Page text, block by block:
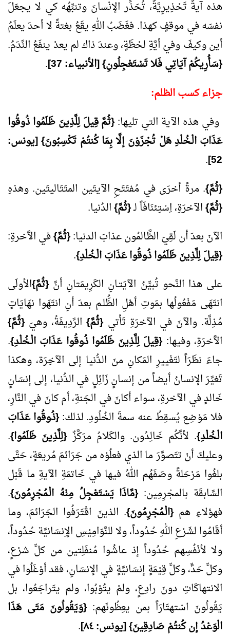
هذه آيةٌ تَحْذِيرِيَّةٌ، تُحَذِّر الإنْسانَ وتنبِّهُه كي لا يجعَلَ
نفسَه في موقفٍ كهذا. فغَضَبُ اللهِ يقَعُ بغتةً لا أحدَ يعلَمُ
أين وكيفَ وفيْ أيَّةِ لحْظَةٍ، وعندَ ذاك لم يعدْ ينفَعُ النَّدَمُ.
{سَأُرِيكُمْ آيَاتِي فَلا تَسْتَعْجِلُونِ} [الأنبياء:37
]
.
جزاء كسب الظلم:
وفي هذه الآية التي تليها:{ثُمَّ قِيلَ لِلَّذِينَ ظَلَمُوا ذُوقُوا
عَذَابَ الْـخُلْدِ هَلْ تُجْزَوْنَ إلَّا بِمَا كُنتُمْ تَكْسِبُونَ} [يونس:
52
]
.
{ثُمَّ}. مرةً أخرَى في مُفتَتَحِ الآيتَين المتَتَاليتَين. وهذهِ
{ثُمَّ}الآخرَةِ، اِسْتِئنَافَاً لـ{ثُمَّ}الدُنيا.
الآنَ بعدَ أن لَقِيَ الظَّالمُون عذابَ الدنيا:{ثُمَّ}في الآَخرةِ:
{قِيلَ لِلَّذِينَ ظَلَمُوا ذُوقُوا عَذَابَ الْـخُلْدِ}.
على هذا النَّحو تُبيِّنُ الآيَتـانِ الكَرِيمَتانِ أنَّ{ثُمَّ}الأولَى
انتَهَى مَفْعُولُها بمَوتِ أهْلِ الظُّلـم بعدَ أنِ انتَهَوا نهَايَاتٍ
مُذِلَّة. والآنَ في الآخرَةِ تَأْتي{ثُمَّ}الرَّدِيفَةُ، وهيَ{ثُمَّ}
الآَخرَةِ، وفيها:{قِيلَ لِلَّذِينَ ظَلَمُوا ذُوقُوا عَذَابَ الْـخُلْدِ}.
جاءَ نظَرَاً لتَغْييرِ المَكانِ منَ الدُّنيا إلى الآخِرَة، وهكذا
تَغيَّرَ الإنسانُ أيضاً من إنسانٍ زَائِلٍ في الدُّنيا، إلى إنسَانٍ
خَالدٍ في الآخرةِ، سواء أكانَ في الجَنةِ، أم كانَ في النَّارِ،
فلا مَوْضِع يُسقِطُ عنه سمةَ الخُلُودِ. لذلك:{ذُوقُوا عَذَابَ
الْـخُلْدِ}. لأنَّكُم خَالِدُون. والكَلامُ مرَكَّزٌ{لِلَّذِينَ ظَلَمُوا}.
وعليكَ أنْ تتَصوَّرَ ما الذي فعلُوْه من جَرَائمَ مُريعَةٍ، حَتَّى
بلغُوا مَرْحَلةً وصَفَهُم اللهُ فيها في خَاتمَةِ الآيةِ ما قَبْل
السَّابقَة بالمجْرِمِين:{مَّاذَا يَسْتَعْجِلُ مِنْهُ الْـمُجْرِمُونَ}.
فهؤلاءِ هم{الْـمُجْرِمُونَ}. الذينَ اقْتَرَفُوا الجَرَائمَ، وما
أقَامُوا لشَرْعِ اللهِ حُدُوداً، ولا للنَّوَامِيْسِ الإِنسَانيَّة حُدُوداً،
ولا لأنْفُسِهم حُدُوداً إذ عاشُوا مُنفَلِتين من كلِّ شرْعٍ،
وكلِّ حَدٍّ، وكلِّ قِيْمَةٍ إنسَانيَّةٍ في الإنسَانِ، فقد أوْغَلُوا في
الانتهاكَاتِ دونَ رادِعٍ، ولمْ يتُوْبُوا، ولم يتَراجَعُوا، بل
يَقُولُونَ اسْتهتَارَاً بمن يعِظُونَهم:{وَيَقُولُونَ مَتَى هَذَا
الْوَعْدُ إن كُنتُمْ صَادِقِينَ} [يونس: ٨٤]
.